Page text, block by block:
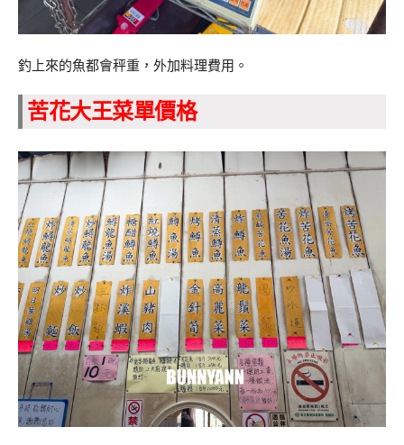
釣上來的魚都會秤重，外加料理費用。
苦花大王菜單價格